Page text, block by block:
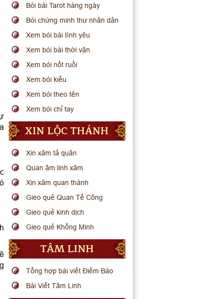
Bói bài Tarot hàng ngày
Bói chứng minh thư nhân dân
Xem bói bài tình yêu
Xem bói bài thời vận
Xem bói nốt ruồi
Xem bói kiều
Xem bói theo tên
Xem bói chỉ tay
XIN LỘC THÁNH
Xin xăm tả quân
Quan âm linh xâm
Xin xăm quan thánh
Gieo quẻ Quan Tế Công
Gieo quẻ kinh dịch
Gieo quẻ Khổng Minh
TÂM LINH
Tổng hợp bài viết Điềm Báo
Bài Viết Tâm Linh